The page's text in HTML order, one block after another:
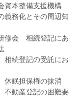
資本整備支援機構
義務化とその周辺知
修会 相続登記にあ
続登記の受託にお
眠担保権の抹消
動産登記の困難要